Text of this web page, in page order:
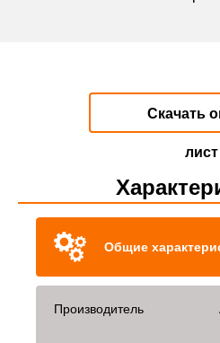
Скачать
лист
Общие
Производитель